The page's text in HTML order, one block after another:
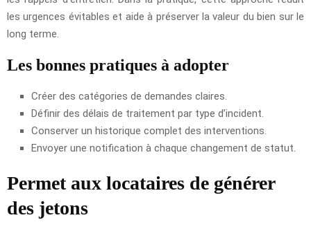
les urgences évitables et aide à préserver la valeur du bien sur le
long terme.
Les bonnes pratiques à adopter
Créer des catégories de demandes claires.
Définir des délais de traitement par type d’incident.
Conserver un historique complet des interventions.
Envoyer une notification à chaque changement de statut.
Permet aux locataires de générer
des jetons